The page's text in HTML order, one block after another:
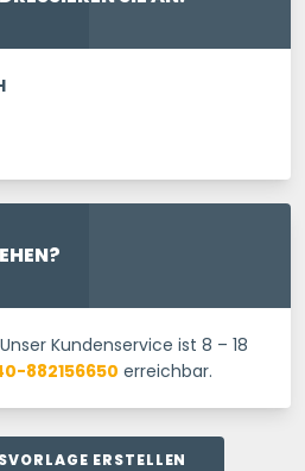
Kundenservice ist 8 – 18
882156650 erreichbar.
ERSTELLEN